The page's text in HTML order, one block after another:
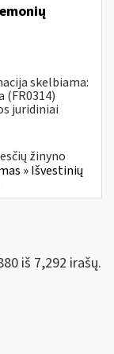
skelbiama:
juridiniai
žinyno
» Išvestinių
iš 7,292 irašų.